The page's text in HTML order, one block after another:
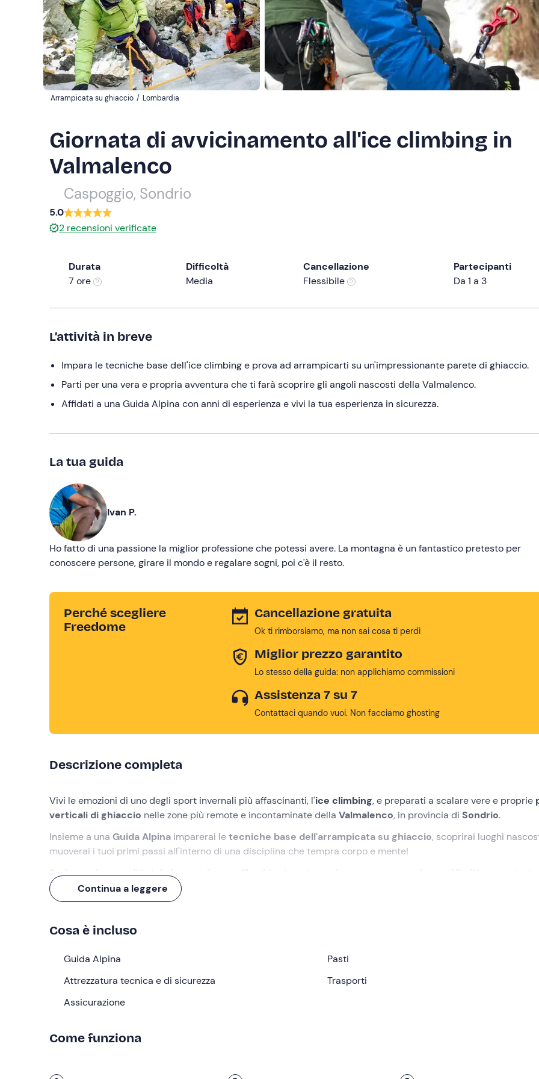
Arrampicata su ghiaccio / Lombardia
Giornata di avvicinamento all'ice climbing in
Valmalenco
Caspoggio, Sondrio
5.0
2 recensioni verificate
Durata
7 ore
Difficoltà
Media
Cancellazione
Flessibile
Partecipanti
Da 1 a 3
L’attività in breve
Impara le tecniche base dell'ice climbing e prova ad arrampicarti su un'impressionante parete di ghiaccio.
Parti per una vera e propria avventura che ti farà scoprire gli angoli nascosti della Valmalenco.
Affidati a una Guida Alpina con anni di esperienza e vivi la tua esperienza in sicurezza.
La tua guida
Ivan P.
Ho fatto di una passione la miglior professione che potessi avere. La montagna è un fantastico pretesto per
conoscere persone, girare il mondo e regalare sogni, poi c'è il resto.
Perché scegliere
Freedome
Cancellazione gratuita
Ok ti rimborsiamo, ma non sai cosa ti perdi
Miglior prezzo garantito
Lo stesso della guida: non applichiamo commissioni
Assistenza 7 su 7
Contattaci quando vuoi. Non facciamo ghosting
Descrizione completa
Vivi le emozioni di uno degli sport invernali più affascinanti, l'ice climbing, e preparati a scalare vere e proprie
verticali di ghiaccio nelle zone più remote e incontaminate della Valmalenco, in provincia di Sondrio.
Insieme a una Guida Alpina imparerai letecniche base dell'arrampicata su ghiaccio, scoprirai luoghi
muoverai i tuoi primi passi all'interno di una disciplina che tempra corpo e mente!
Sarà una giornata ditotale immersione nell'ambiente , un'occasione per superare i propri limiti
infinite sorprese della natura!
Il ritrovo è fissato alle
valli adiacenti. La guida selezionerà lo
tenendo conto del
condizioni atmosferiche.
Giunti sul luogo, inizieremo con una
corretti schemi motori
scalata di una parete di ghiaccio
Continua a leggere
Cosa è incluso
Guida Alpina
Attrezzatura tecnica e di sicurezza
Assicurazione
Pasti
Trasporti
Come funziona